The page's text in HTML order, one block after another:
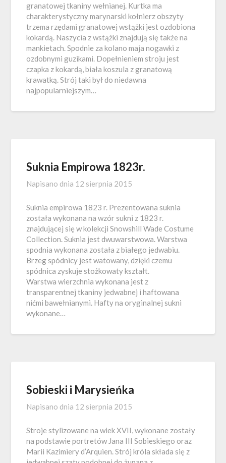
granatowej tkaniny wełnianej. Kurtka ma
charakterystyczny marynarski kołnierz obszyty
trzema rzędami granatowej wstążki jest ozdobiona
kokardą. Naszycia z wstążki znajdują się także na
mankietach. Spodnie za kolano maja nogawki z
ozdobnymi guzikami. Dopełnieniem stroju jest
czapka z kokardą, biała koszula z granatową
krawatką. Strój taki był do niedawna
najpopularniejszym…
Suknia Empirowa 1823r.
Napisano dnia 12 sierpnia 2015
Suknia empirowa 1823 r. Prezentowana suknia
została wykonana na wzór sukni z 1823 r.
znajdującej się w kolekcji Snowshill Wade Costume
Collection. Suknia jest dwuwarstwowa. Warstwa
spodnia wykonana została z białego jedwabiu.
Brzeg spódnicy jest watowany, dzięki czemu
spódnica zyskuje stożkowaty kształt.
Warstwa wierzchnia wykonana jest z
transparentnej tkaniny jedwabnej i haftowana
nićmi bawełnianymi. Hafty na oryginalnej sukni
wykonane…
Sobieski i Marysieńka
Napisano dnia 12 sierpnia 2015
Stroje stylizowane na wiek XVII, wykonane zostały
na podstawie portretów Jana III Sobieskiego oraz
Marii Kazimiery d’Arquien. Strój króla składa się z